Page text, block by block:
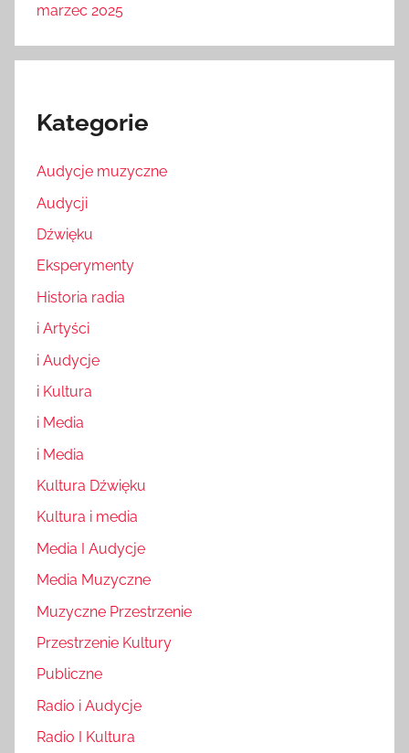
marzec 2025
Kategorie
Audycje muzyczne
Audycji
Dźwięku
Eksperymenty
Historia radia
i Artyści
i Audycje
i Kultura
i Media
i Media
Kultura Dźwięku
Kultura i media
Media I Audycje
Media Muzyczne
Muzyczne Przestrzenie
Przestrzenie Kultury
Publiczne
Radio i Audycje
Radio I Kultura